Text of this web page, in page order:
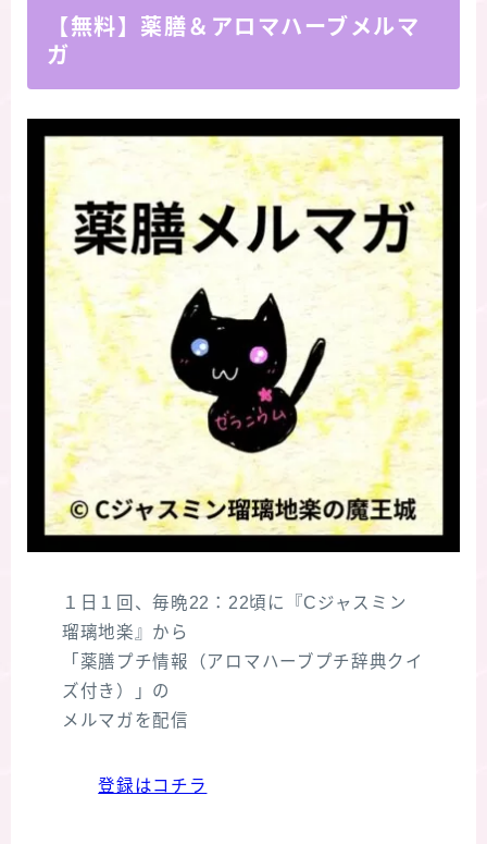
【無料】薬膳＆アロマハーブメルマ
ガ
１日１回、毎晩22：22頃に『Cジャスミン
瑠璃地楽』から
「薬膳プチ情報（アロマハーブプチ辞典クイ
ズ付き）」の
メルマガを配信
登録はコチラ